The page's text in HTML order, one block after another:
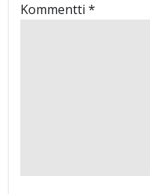
Kommentti *